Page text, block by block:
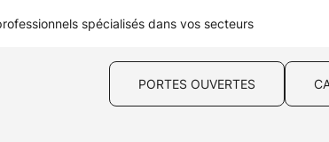
spécialisés dans vos secteurs
PORTES OUVERTES